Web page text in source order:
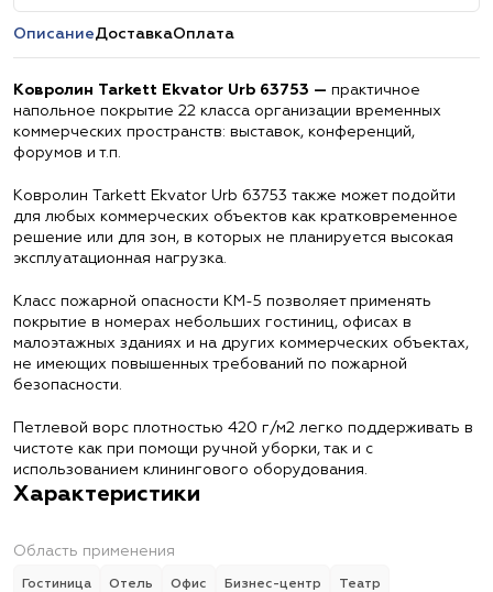
ОписаниеДоставкаОплата
Ковролин Tarkett Ekvator Urb 63753 — практичное
напольное покрытие 22 класса организации временных
коммерческих пространств: выставок, конференций,
форумов и т.п.
Ковролин Tarkett Ekvator Urb 63753 также может подойти
для любых коммерческих объектов как кратковременное
решение или для зон, в которых не планируется высокая
эксплуатационная нагрузка.
Класс пожарной опасности КМ-5 позволяет применять
покрытие в номерах небольших гостиниц, офисах в
малоэтажных зданиях и на других коммерческих объектах,
не имеющих повышенных требований по пожарной
безопасности.
Петлевой ворс плотностью 420 г/м2 легко поддерживать в
чистоте как при помощи ручной уборки, так и с
использованием клинингового оборудования.
Характеристики
Область применения
Гостиница Отель Офис Бизнес-центр Театр